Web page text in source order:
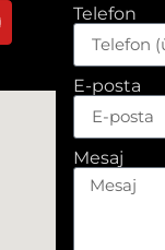
Telefon
E-posta
Mesaj